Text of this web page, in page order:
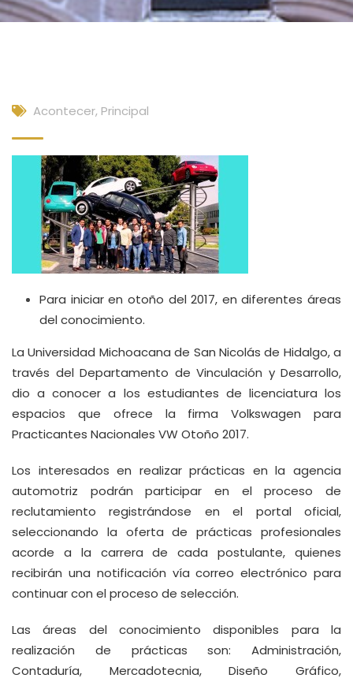
Acontecer, Principal
Para iniciar en otoño del 2017, en diferentes áreas
del conocimiento.
La Universidad Michoacana de San Nicolás de Hidalgo, a
través del Departamento de Vinculación y Desarrollo,
dio a conocer a los estudiantes de licenciatura los
espacios que ofrece la firma Volkswagen para
Practicantes Nacionales VW Otoño 2017.
Los interesados en realizar prácticas en la agencia
automotriz podrán participar en el proceso de
reclutamiento registrándose en el portal oficial,
seleccionando la oferta de prácticas profesionales
acorde a la carrera de cada postulante, quienes
recibirán una notificación vía correo electrónico para
continuar con el proceso de selección.
Las áreas del conocimiento disponibles para la
realización de prácticas son: Administración,
Contaduría, Mercadotecnia, Diseño Gráfico,